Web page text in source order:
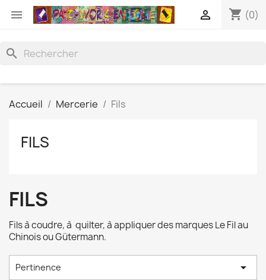
 shopping_cart (0)

search
Accueil Mercerie Fils
FILS
FILS
Fils à coudre, à quilter, à appliquer des marques Le Fil au
Chinois ou Gütermann.
Pertinence 